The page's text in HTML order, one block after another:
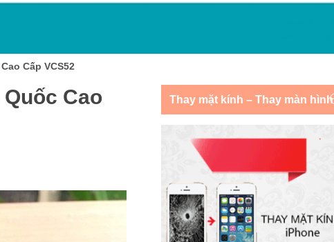
Cấp VCS52
Cao
Thay mặt kính – Thay màn hình